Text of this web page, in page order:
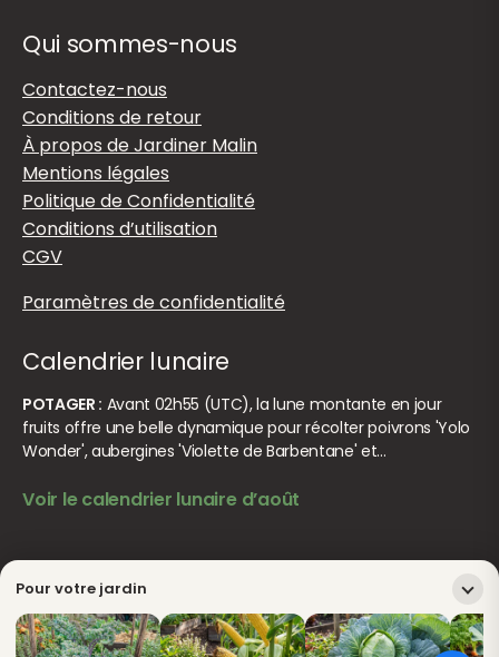
Pour votre jardin
Qui sommes-nous
Contactez-nous
Conditions de retour
À propos de Jardiner Malin
Mentions légales
Politique de Confidentialité
Conditions d’utilisation
CGV
Paramètres de confidentialité
Calendrier lunaire
POTAGER : Avant 02h55 (UTC), la lune montante en jour
fruits offre une belle dynamique pour récolter poivrons 'Yolo
Wonder', aubergines 'Violette de Barbentane' et…
Voir le calendrier lunaire d’août